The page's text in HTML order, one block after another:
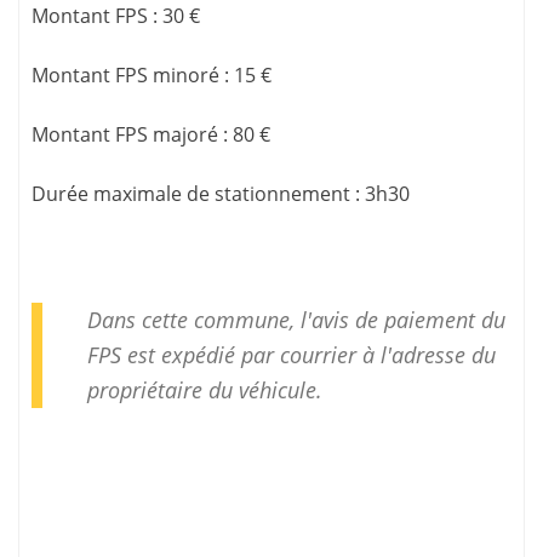
Montant FPS : 30 €
Montant FPS minoré : 15 €
Montant FPS majoré : 80 €
Durée maximale de stationnement : 3h30
Dans cette commune, l'avis de paiement du
FPS est expédié par courrier à l'adresse du
propriétaire du véhicule.